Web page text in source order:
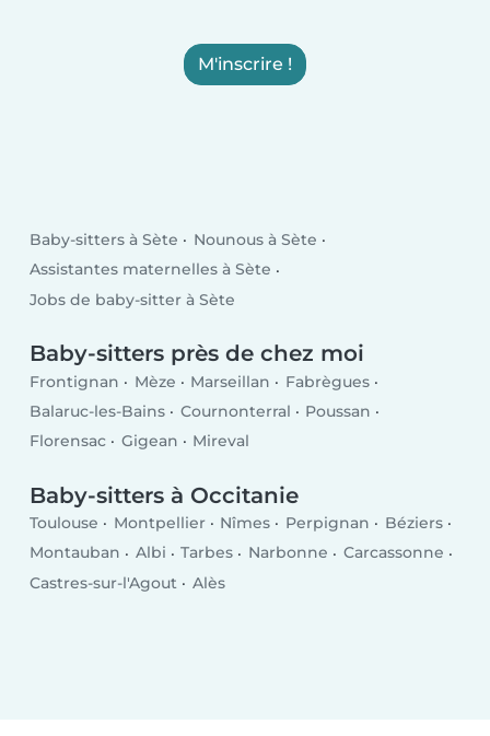
M'inscrire !
Baby-sitters à Sète
Nounous à Sète
Assistantes maternelles à Sète
Jobs de baby-sitter à Sète
Baby-sitters près de chez moi
Frontignan Mèze Marseillan
Fabrègues
Balaruc-les-Bains
Cournonterral
Poussan
Florensac
Gigean Mireval
Baby-sitters à Occitanie
Toulouse Montpellier Nîmes Perpignan
Béziers
Montauban
Albi Tarbes Narbonne
Carcassonne
Castres-sur-l'Agout
Alès